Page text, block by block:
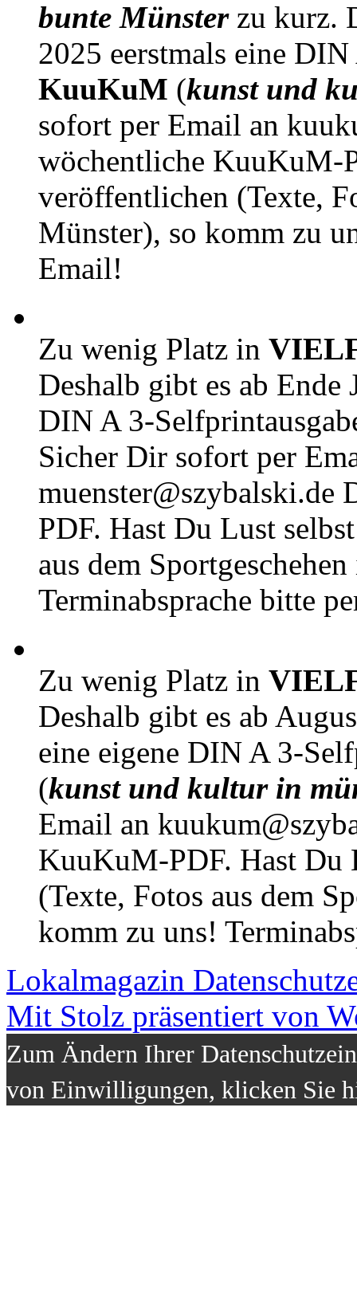
bunte Münsterzu kurz.
2025 eerstmals eine
KuuKuM (kunst und
sofort per Email an
wöchentliche KuuKuM-
veröffentlichen (Texte,
Münster), so komm zu
Email!
Zu wenig Platz in
Deshalb gibt es ab Ende
DIN A 3-
Sicher Dir sofort per
muenster@szybalski.de
PDF. Hast Du Lust
aus dem
Terminabsprache bitte
Zu wenig Platz in
Deshalb gibt es ab
eine eigene DIN A 3-
(kunst und kultur in
Email an
KuuKuM-PDF. Hast Du
(Texte, Fotos aus dem
komm zu uns!
Lokalmagazin
Mit Stolz präsentiert von
Zum Ändern Ihrer
von Einwilligungen, klicken Sie